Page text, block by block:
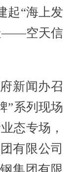
起“海上发
——空天信
新闻办召
”系列现场
态专场，
有限公司
集团有限